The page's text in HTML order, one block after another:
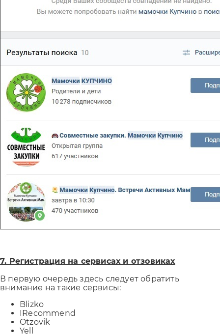
7. Регистрация на сервисах и отзовиках
В первую очередь здесь следует обратить
внимание на такие сервисы:
Blizko
IRecommend
Otzovik
Yell